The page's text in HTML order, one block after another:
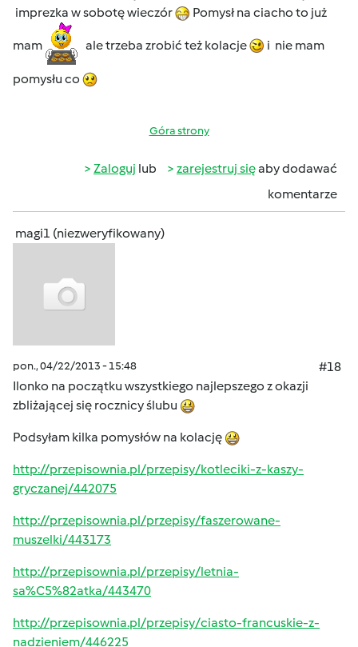
imprezka w sobotę wieczór
Pomysł na ciacho to już
mam ale trzeba zrobić też kolacje i nie mam
pomysłu co
Góra strony
Zaloguj lub zarejestruj sięaby dodawać
komentarze
magi1 (niezweryfikowany)
pon., 04/22/2013 - 15:48
#18
Ilonko na początku wszystkiego najlepszego z okazji
zbliżającej się rocznicy ślubu
Podsyłam kilka pomysłów na kolację
http://przepisownia.pl/przepisy/kotleciki-z-kaszy-
gryczanej/442075
http://przepisownia.pl/przepisy/faszerowane-
muszelki/443173
http://przepisownia.pl/przepisy/letnia-
sa%C5%82atka/443470
http://przepisownia.pl/przepisy/ciasto-francuskie-z-
nadzieniem/446225